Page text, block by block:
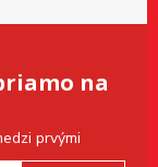
na
prvými